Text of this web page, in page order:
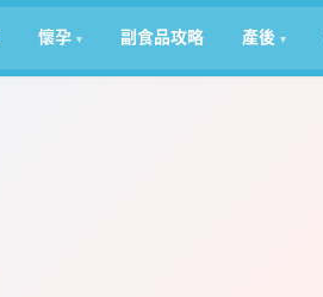
懷孕 副食品攻略 產後